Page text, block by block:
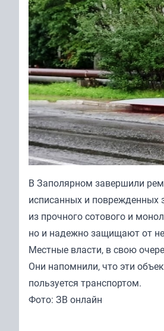
В Заполярном завершили
исписанных и поврежденных
из прочного сотового и
но и надежно защищают от
Местные власти, в свою
Они напомнили, что эти
пользуется транспортом.
Фото: ЗВ онлайн